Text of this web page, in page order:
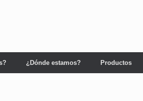
¿Dónde estamos? Productos